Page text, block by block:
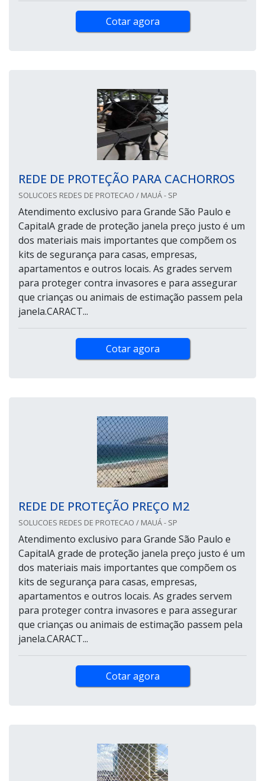
Cotar agora
REDE DE PROTEÇÃO PARA CACHORROS
SOLUCOES REDES DE PROTECAO / MAUÁ - SP
Atendimento exclusivo para Grande São Paulo e
CapitalA grade de proteção janela preço justo é um
dos materiais mais importantes que compõem os
kits de segurança para casas, empresas,
apartamentos e outros locais. As grades servem
para proteger contra invasores e para assegurar
que crianças ou animais de estimação passem pela
janela.CARACT...
Cotar agora
REDE DE PROTEÇÃO PREÇO M2
SOLUCOES REDES DE PROTECAO / MAUÁ - SP
Atendimento exclusivo para Grande São Paulo e
CapitalA grade de proteção janela preço justo é um
dos materiais mais importantes que compõem os
kits de segurança para casas, empresas,
apartamentos e outros locais. As grades servem
para proteger contra invasores e para assegurar
que crianças ou animais de estimação passem pela
janela.CARACT...
Cotar agora